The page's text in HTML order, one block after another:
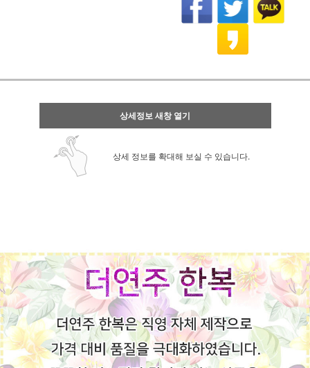
상세정보 새창 열기
상세 정보를 확대해 보실 수 있습니다.